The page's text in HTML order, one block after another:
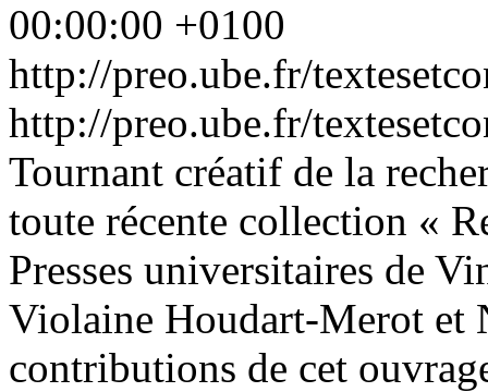
00:00:00 +0100
http://preo.ube.fr/
http://preo.ube.fr/
Tournant créatif de la
toute récente collection «
Presses universitaires de
Violaine Houdart-Merot et
contributions de cet